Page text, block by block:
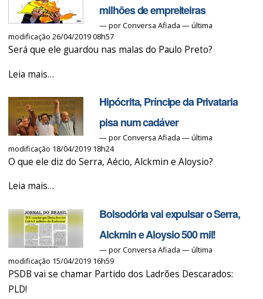
mentir
sobre
Golpe
-
milhões de empreiteiras
—porConversa Afiada — última
modificação 26/04/2019 08h57
Será que ele guardou nas malas do Paulo Preto?
Serra
mão
em
R$
39
milhões
empreiteiras
-
Leia mais…
Hipócrita, Príncipe da Privataria
pisa num cadáver
—porConversa Afiada — última
modificação 18/04/2019 18h24
O que ele diz do Serra, Aécio, Alckmin e Aloysio?
Hipócrita,
da
Privataria
pisa
num
cadáver
-
Leia mais…
Bolsodória vai expulsar o Serra,
Alckmin e Aloysio 500 mil!
—porConversa Afiada — última
modificação 15/04/2019 16h59
PSDB vai se chamar Partido dos Ladrões Descarados:
PLD!